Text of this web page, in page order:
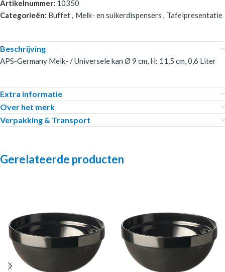
Artikelnummer: 10350
Categorieën: Buffet, Melk- en suikerdispensers , Tafelpresentatie
Beschrijving
APS-Germany Melk- / Universele kan Ø 9 cm, H: 11,5 cm, 0,6 Liter
Extra informatie
Over het merk
Verpakking & Transport
Gerelateerde producten